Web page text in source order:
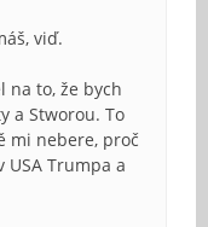
viď.
na to, že bych
a Stworou. To
mi nebere, proč
USA Trumpa a